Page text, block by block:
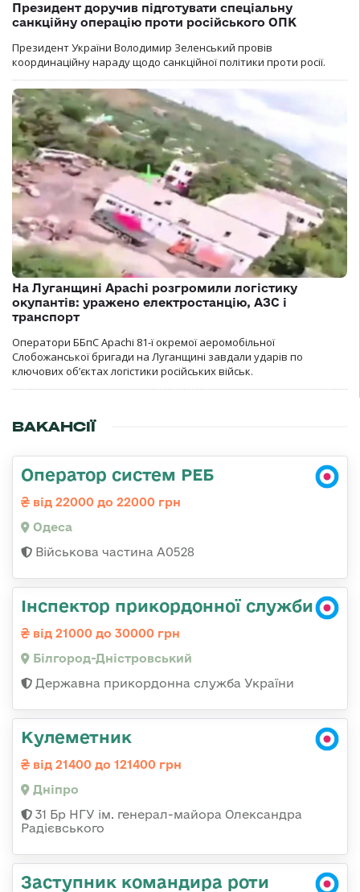
Президент доручив підготувати спеціальну
санкційну операцію проти російського ОПК
Президент України Володимир Зеленський провів
координаційну нараду щодо санкційної політики проти росії.
На Луганщині Apachi розгромили логістику
окупантів: уражено електростанцію, АЗС і
транспорт
Оператори ББпС Apachi 81-ї окремої аеромобільної
Слобожанської бригади на Луганщині завдали ударів по
ключових об’єктах логістики російських військ.
ВАКАНСІЇ
Оператор систем РЕБ
від 22000 до 22000 грн
Одеса
Військова частина А0528
Інспектор прикордонної служби
від 21000 до 30000 грн
Білгород-Дністровський
Державна прикордонна служба України
Кулеметник
від 21400 до 121400 грн
Дніпро
31 Бр НГУ ім. генерал-майора Олександра
Радієвського
Заступник командира роти